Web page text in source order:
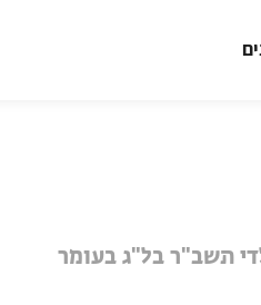
תשב"ר בל"ג בעומר